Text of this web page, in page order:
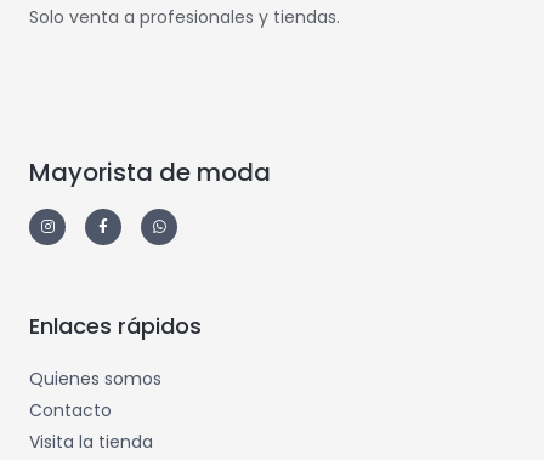
Solo venta a profesionales y tiendas.
Mayorista de moda
Enlaces rápidos
Quienes somos
Contacto
Visita la tienda